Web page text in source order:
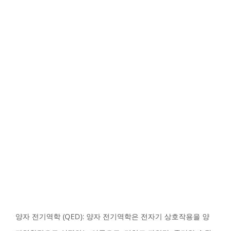
양자 전기역학 (QED): 양자 전기역학은 전자기 상호작용을 양